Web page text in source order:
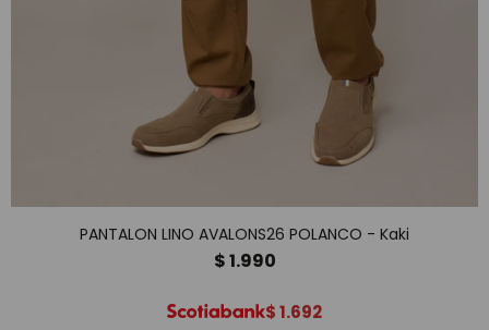
PANTALON LINO AVALONS26 POLANCO - Kaki
$1.990
$1.692